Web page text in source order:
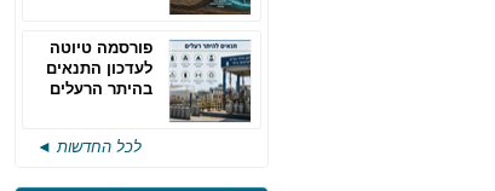
פורסמה טיוטה
לעדכון התנאים
בהיתר הרעלים
לכל החדשות ◄